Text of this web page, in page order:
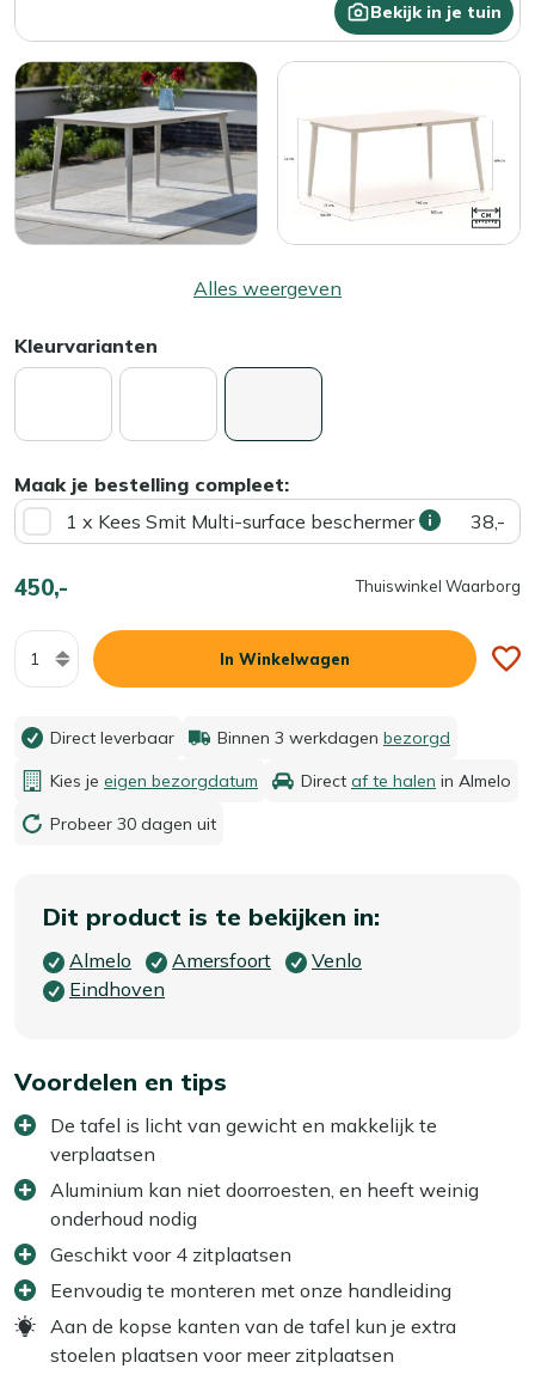
Bekijk in je tuin
Alles weergeven
Kleurvarianten
Maak je bestelling compleet:
1 x Kees Smit Multi-surface beschermer
38,-
450,- Thuiswinkel Waarborg
Aantal
In Winkelwagen
Direct leverbaar Binnen 3 werkdagen bezorgd
Kies je eigen bezorgdatum Direct af te halen in Almelo
Probeer 30 dagen uit
Dit product is te bekijken in:
Almelo Amersfoort
Venlo
Eindhoven
Voordelen en tips
De tafel is licht van gewicht en makkelijk te
verplaatsen
Aluminium kan niet doorroesten, en heeft weinig
onderhoud nodig
Geschikt voor 4 zitplaatsen
Eenvoudig te monteren met onze handleiding
Aan de kopse kanten van de tafel kun je extra
stoelen plaatsen voor meer zitplaatsen